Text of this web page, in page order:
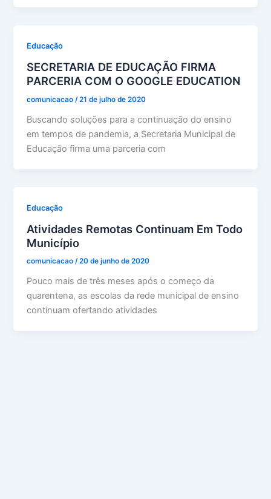
Educação
SECRETARIA DE EDUCAÇÃO FIRMA
PARCERIA COM O GOOGLE EDUCATION
comunicacao/21 de julho de 2020
Buscando soluções para a continuação do ensino
em tempos de pandemia, a Secretaria Municipal de
Educação firma uma parceria com
Educação
Atividades Remotas Continuam Em Todo
Município
comunicacao/20 de junho de 2020
Pouco mais de três meses após o começo da
quarentena, as escolas da rede municipal de ensino
continuam ofertando atividades